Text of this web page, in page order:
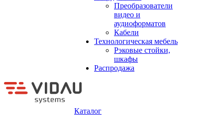
Преобразователи
видео и
аудиоформатов
Кабели
Технологическая мебель
Рэковые стойки,
шкафы
Распродажа
Каталог